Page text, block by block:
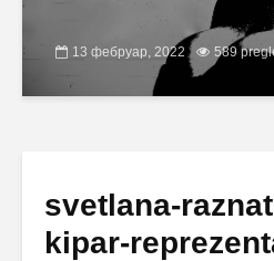
13 фебруар, 2022 589
svetlana-
kipar-